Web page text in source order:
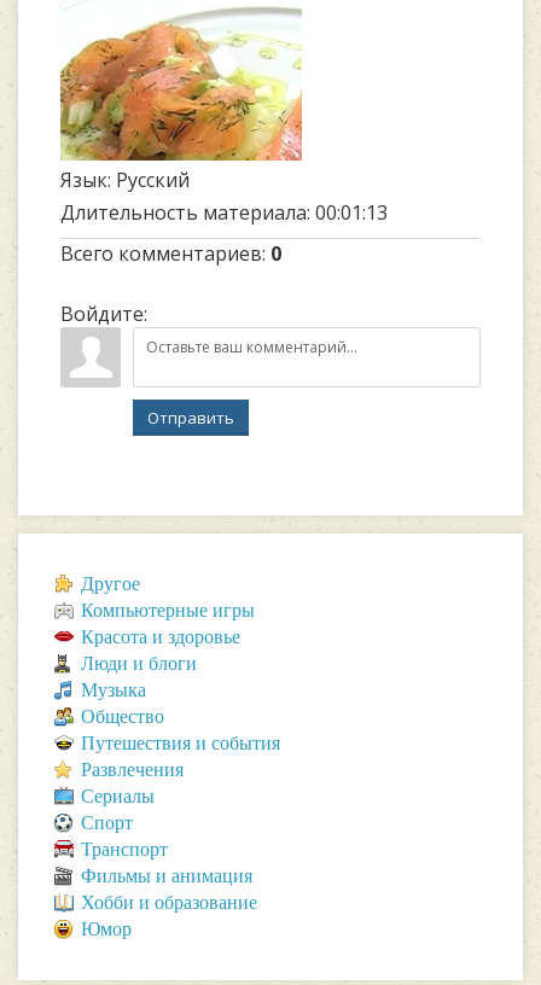
Язык: Русский
Длительность материала: 00:01:13
Всего комментариев: 0
Войдите:
Отправить
Другое
Компьютерные игры
Красота и здоровье
Люди и блоги
Музыка
Общество
Путешествия и события
Развлечения
Сериалы
Спорт
Транспорт
Фильмы и анимация
Хобби и образование
Юмор